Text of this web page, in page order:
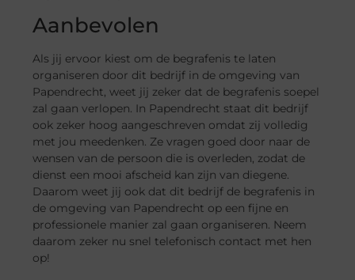
Aanbevolen
Als jij ervoor kiest om de begrafenis te laten
organiseren door dit bedrijf in de omgeving van
Papendrecht, weet jij zeker dat de begrafenis soepel
zal gaan verlopen. In Papendrecht staat dit bedrijf
ook zeker hoog aangeschreven omdat zij volledig
met jou meedenken. Ze vragen goed door naar de
wensen van de persoon die is overleden, zodat de
dienst een mooi afscheid kan zijn van diegene.
Daarom weet jij ook dat dit bedrijf de begrafenis in
de omgeving van Papendrecht op een fijne en
professionele manier zal gaan organiseren. Neem
daarom zeker nu snel telefonisch contact met hen
op!